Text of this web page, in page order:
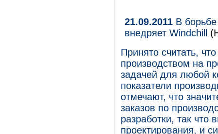
21.09.2011 В
внедряет Windchill
Принято считать,
производством на
задачей для любой
показатели
отмечают, что
заказов по
разработки, так что
проектирования, и